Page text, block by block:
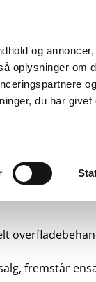
og
oplysninger om
du har
fremstår